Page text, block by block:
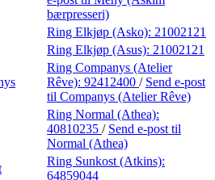
bærpresseri)
Ring Elkjøp (Asko): 21002121
Ring Elkjøp (Asus): 21002121
Ring Companys (Atelier
Rêve): 92412400 / Send e-post
til Companys (Atelier Rêve)
Ring Normal (Athea):
40810235 / Send e-post til
Normal (Athea)
Ring Sunkost (Atkins):
64859044